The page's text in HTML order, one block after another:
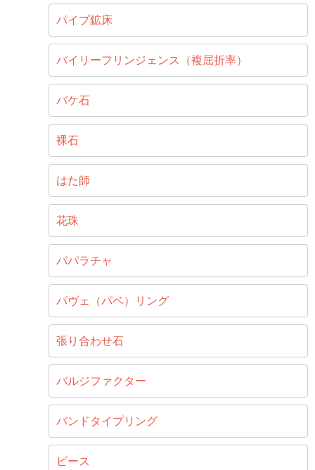
パイプ鉱床
バイリーフリンジェンス（複屈折率）
バケ石
裸石
はた師
花珠
パパラチャ
パヴェ（パベ）リング
張り合わせ石
バルジファクター
バンドタイプリング
ピース